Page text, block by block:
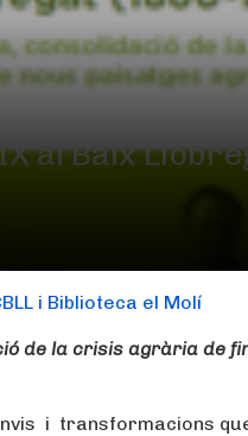
La
al Baix
i Biblioteca el Molí
de la crisis agrària de
i transformacions